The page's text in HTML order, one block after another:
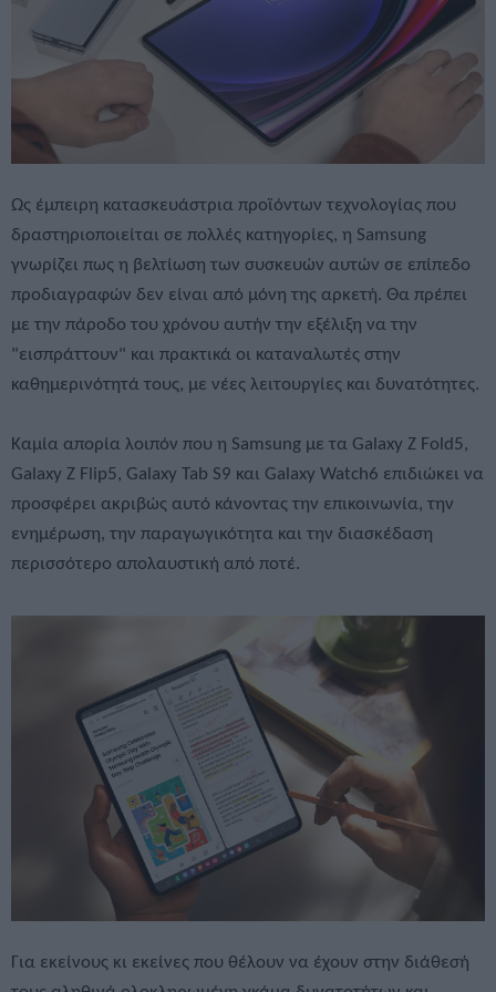
Ως έμπειρη κατασκευάστρια προϊόντων τεχνολογίας που
δραστηριοποιείται σε πολλές κατηγορίες, η Samsung
γνωρίζει πως η βελτίωση των συσκευών αυτών σε επίπεδο
προδιαγραφών δεν είναι από μόνη της αρκετή. Θα πρέπει
με την πάροδο του χρόνου αυτήν την εξέλιξη να την
"εισπράττουν" και πρακτικά οι καταναλωτές στην
καθημερινότητά τους, με νέες λειτουργίες και δυνατότητες.
Καμία απορία λοιπόν που η Samsung με τα Galaxy Z Fold5,
Galaxy Z Flip5, Galaxy Tab S9 και Galaxy Watch6 επιδιώκει να
προσφέρει ακριβώς αυτό κάνοντας την επικοινωνία, την
ενημέρωση, την παραγωγικότητα και την διασκέδαση
περισσότερο απολαυστική από ποτέ.
Για εκείνους κι εκείνες που θέλουν να έχουν στην διάθεσή